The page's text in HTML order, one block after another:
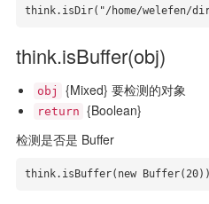
think.isDir("/home/welefen/
think.isBuffer(obj)
obj {Mixed} 要检测的对象
return {Boolean}
检测是否是 Buffer
think.isBuffer(new